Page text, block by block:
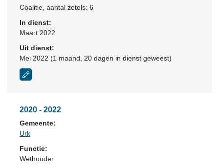
Coalitie , aantal zetels: 6
In dienst:
Maart 2022
Uit dienst:
Mei 2022 (1 maand, 20 dagen in dienst geweest)
2020 - 2022
Gemeente:
Urk
Functie:
Wethouder